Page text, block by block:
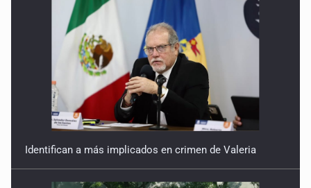
Identifican a más implicados en crimen de Valeria